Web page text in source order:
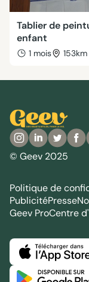
Tablier de
enfant
1 mois 153km
© Geev 2025
Politique de
PublicitéPresse
Geev ProCentre